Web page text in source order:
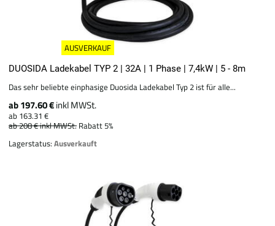
AUSVERKAUF
DUOSIDA Ladekabel TYP 2 | 32A | 1 Phase | 7,4kW | 5 - 8m
Das sehr beliebte einphasige Duosida Ladekabel Typ 2 ist für alle...
ab 197.60 €inkl MWSt.
ab 163.31 €
ab 208 €inkl MWSt. Rabatt 5%
Lagerstatus:Ausverkauft